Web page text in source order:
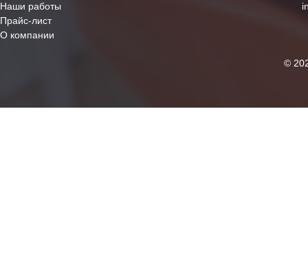
Наши работы
Прайс-лист
О компании
©